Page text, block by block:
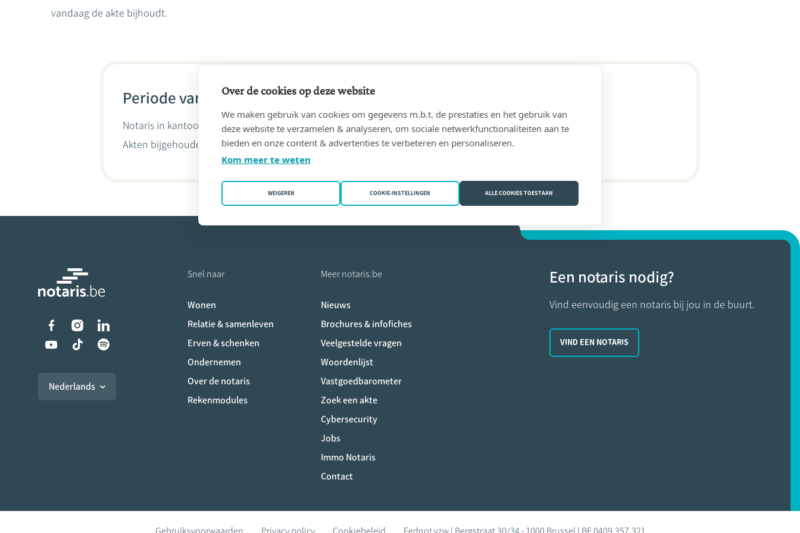
vandaag de akte bijhoudt.
Periode van 25/04/1991 tot 26/06/2011
Notaris in kantoor IDE, Maurice(9220 Hamme)
Akten bijgehouden doorMichel Ide
Liens vers les réseaux sociaux
Nederlands
Snel naar
Wonen
Relatie & samenleven
Erven & schenken
Ondernemen
Over de notaris
Rekenmodules
Meer notaris.be
Nieuws
Brochures & infofiches
Veelgestelde vragen
Woordenlijst
Vastgoedbarometer
Zoek een akte
Cybersecurity
Jobs
Immo Notaris
Contact
Een notaris nodig?
Vind eenvoudig een notaris bij jou in de buurt.
VIND EEN NOTARIS
Over de cookies op deze website
We maken gebruik van cookies om gegevens m.b.t. de prestaties en het gebruik van
deze website te verzamelen & analyseren, om sociale netwerkfunctionaliteiten aan te
bieden en onze content & advertenties te verbeteren en personaliseren.
Kom meer te weten
WEIGEREN COOKIE-INSTELLINGEN ALLE COOKIES TOESTAAN